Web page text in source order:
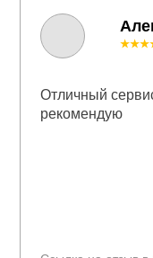
Отличный
рекомендую